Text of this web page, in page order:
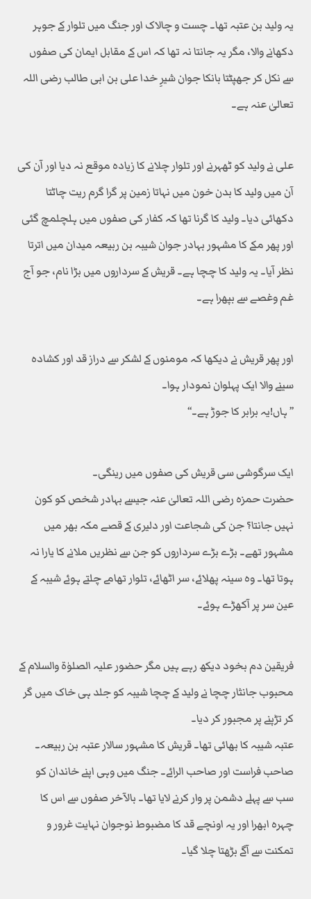
یہ ولید بن عتبہ تھا۔ چست و چالاک اور جنگ میں تلوار کے جوہر
دکھانے والا، مگر یہ جانتا نہ تھا کہ اس کے مقابل ایمان کی صفوں
سے نکل کر جھپٹتا بانکا جوان شیرِ خدا علی بن ابی طالب رضی اللہ
تعالیٰ عنہ ہے۔
علی نے ولید کو ٹھہرنے اور تلوار چلانے کا زیادہ موقع نہ دیا اور آن کی
آن میں ولید کا بدن خون میں نہاتا زمین پر گرا گرم ریت چاٹتا
دکھائی دیا۔ ولید کا گرنا تھا کہ کفار کی صفوں میں ہلچلمچ گئی
اور پھر مکے کا مشہور بہادر جوان شیبہ بن ربیعہ میدان میں اترتا
نظر آیا۔ یہ ولید کا چچا ہے۔ قریش کے سرداروں میں بڑا نام، جو آج
غم وغصے سے بپھرا ہے۔
اور پھر قریش نے دیکھا کہ مومنوں کے لشکر سے دراز قد اور کشادہ
سینے والا ایک پہلوان نمودار ہوا۔
’’ ہاں!یہ برابر کا جوڑ ہے۔‘‘
ایک سرگوشی سی قریش کی صفوں میں رینگی۔
حضرت حمزہ رضی اللہ تعالیٰ عنہ جیسے بہادر شخص کو کون
نہیں جانتا؟ جن کی شجاعت اور دلیری کے قصے مکہ بھر میں
مشہور تھے۔ بڑے بڑے سرداروں کو جن سے نظریں ملانے کا یارا نہ
ہوتا تھا۔ وہ سینہ پھلائے، سر اٹھائے، تلوار تھامے چلتے ہوئے شیبہ کے
عین سر پر آکھڑے ہوئے۔
فریقین دم بخود دیکھ رہے ہیں مگر حضور علیہ الصلوٰۃ والسلام کے
محبوب جانثار چچا نے ولید کے چچا شیبہ کو جلد ہی خاک میں گر
کر تڑپنے پر مجبور کر دیا۔
عتبہ شیبہ کا بھائی تھا۔ قریش کا مشہور سالار عتبہ بن ربیعہ۔
صاحب فراست اور صاحب الرائے۔ جنگ میں وہی اپنے خاندان کو
سب سے پہلے دشمن پر وار کرنے لایا تھا۔ بالآخر صفوں سے اس کا
چہرہ ابھرا اور یہ اونچے قد کا مضبوط نوجوان نہایت غرور و
تمکنت سے آگے بڑھتا چلا گیا۔